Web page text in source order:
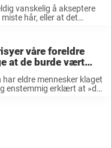
vanskelig å akseptere
hår, eller at det
våre foreldre
at de burde vært
eldre mennesker klaget
enstemmig erklært at »det